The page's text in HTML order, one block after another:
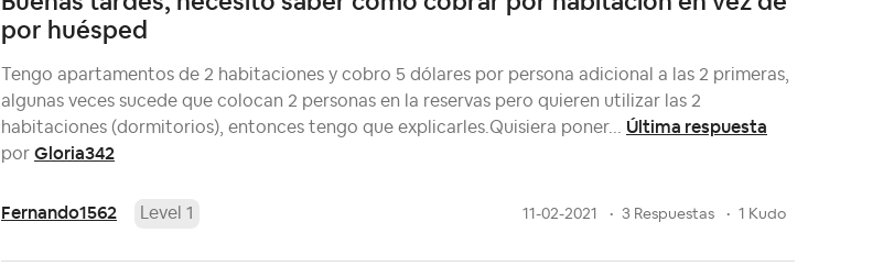
por huésped
Tengo apartamentos de 2 habitaciones y cobro 5 dólares por persona adicional a las 2 primeras,
algunas veces sucede que colocan 2 personas en la reservas pero quieren utilizar las 2
habitaciones (dormitorios), entonces tengo que explicarles.Quisiera poner... Última respuesta
por Gloria342
Fernando1562 Level 1 11-02-2021 3 Respuestas 1 Kudo